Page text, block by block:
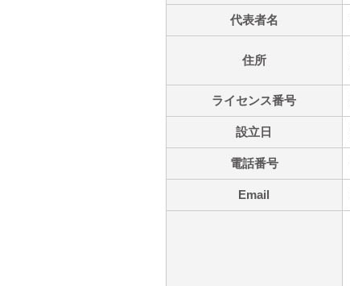
代表者名
住所
ライセンス番号
設立日
電話番号
Email